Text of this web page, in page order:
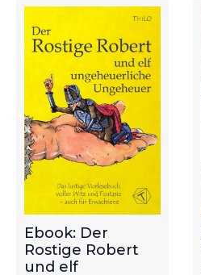
Ebook: Der
Rostige Robert
und elf